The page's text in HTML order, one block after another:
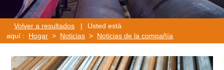
Volver a resultados |
Usted está
aquí : Hogar > Noticias > Noticias de la compañía